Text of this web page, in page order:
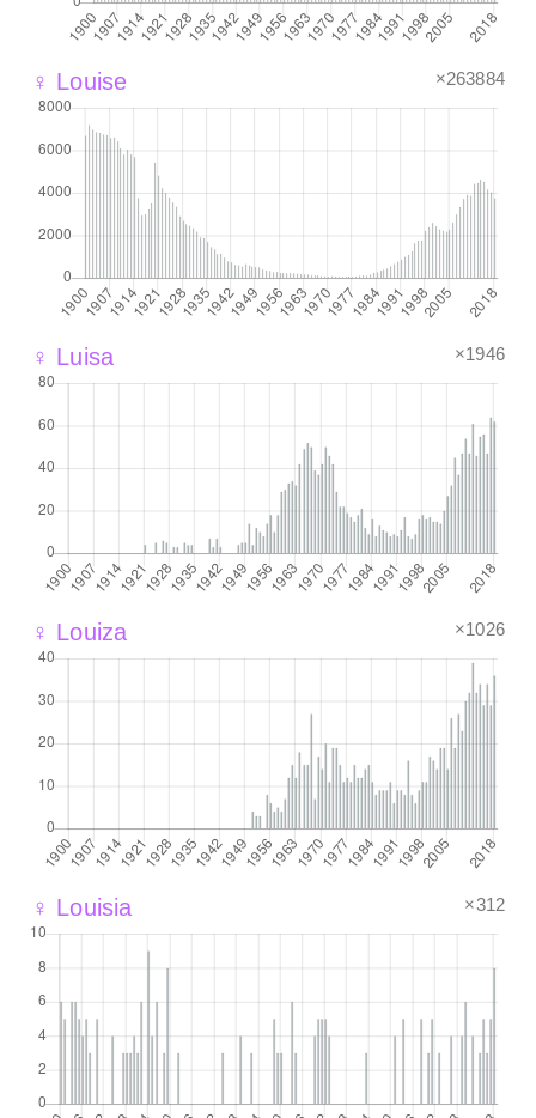
♀ Louise ×263884
♀ Luisa ×1946
♀ Louiza ×1026
♀ Louisia ×312